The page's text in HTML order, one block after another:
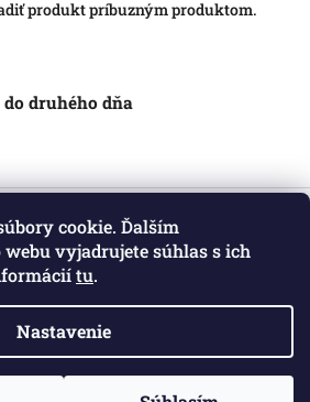
cookie. Ďalším
vyjadrujete súhlas s ich
tu.
Nastavenie
produkt príbuzným produktom.
druhého dňa
2026 . Všetky práva vyhradené.